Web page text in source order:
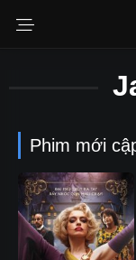
Phim mới